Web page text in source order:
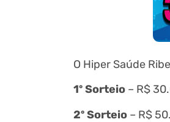
O Hiper Saúde
1º Sorteio – R$
2º Sorteio – R$